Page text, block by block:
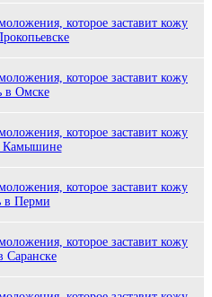
которое заставит кожу
которое заставит кожу
в Омске
которое заставит кожу
Камышине
которое заставит кожу
в Перми
которое заставит кожу
Саранске